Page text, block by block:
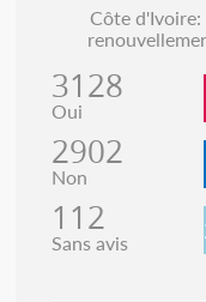
Côte
3128
Oui
2902
Non
112
Sans avis